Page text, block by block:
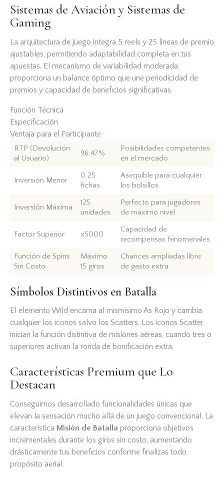
Sistemas de Aviación y Sistemas de
Gaming
La arquitectura de juego integra 5 reels y 25 líneas de premio
ajustables, permitiendo adaptabilidad completa en tus
apuestas. El mecanismo de variabilidad moderada
proporciona un balance óptimo que une periodicidad de
premios y capacidad de beneficios significativas.
Función Técnica
Especificación
Ventaja para el Participante
RTP (Devolución
al Usuario)
96.47%
Posibilidades competentes
en el mercado
Inversión Menor
0.25
fichas
Asequible para cualquier
los bolsillos
Inversión Máxima
125
unidades
Perfecto para jugadores
de máximo nivel
Factor Superior x5000
Capacidad de
recompensas fenomenales
Función de Spins
Sin Costo
Máximo
15 giros
Chances ampliadas libre
de gasto extra
Símbolos Distintivos en Batalla
El elemento Wild encarna al mismísimo As Rojo y cambia
cualquier los iconos salvo los Scatters. Los iconos Scatter
inician la función distintiva de misiones aéreas, cuando tres o
superiores activan la ronda de bonificación extra.
Características Premium que Lo
Destacan
Conseguimos desarrollado funcionalidades únicas que
elevan la sensación mucho allá de un juego convencional. La
característica Misión de Batalla proporciona objetivos
incrementales durante los giros sin costo, aumentando
drásticamente tus beneficios conforme finalizas todo
propósito aerial.